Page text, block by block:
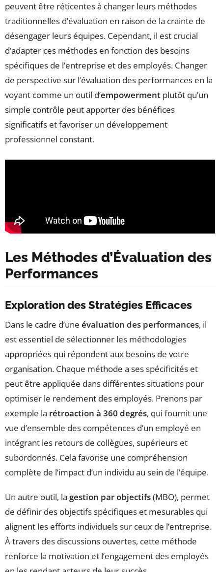
peuvent être réticentes à changer leurs méthodes
traditionnelles d’évaluation en raison de la crainte de
désengager leurs équipes. Cependant, il est crucial
d’adapter ces méthodes en fonction des besoins
spécifiques de l’entreprise et des employés. Changer
de perspective sur l’évaluation des performances en la
voyant comme un outil d’empowerment plutôt qu’un
simple contrôle peut apporter des bénéfices
significatifs et favoriser un développement
professionnel constant.
Les Méthodes d’Évaluation des
Performances
Exploration des Stratégies Efficaces
Dans le cadre d’une évaluation des performances, il
est essentiel de sélectionner les méthodologies
appropriées qui répondent aux besoins de votre
organisation. Chaque méthode a ses spécificités et
peut être appliquée dans différentes situations pour
optimiser le rendement des employés. Prenons par
exemple la rétroaction à 360 degrés, qui fournit une
vue d’ensemble des compétences d’un employé en
intégrant les retours de collègues, supérieurs et
subordonnés. Cela favorise une compréhension
complète de l’impact d’un individu au sein de l’équipe.
Un autre outil, la gestion par objectifs(MBO), permet
de définir des objectifs spécifiques et mesurables qui
alignent les efforts individuels sur ceux de l’entreprise.
À travers des discussions ouvertes, cette méthode
renforce la motivation et l’engagement des employés